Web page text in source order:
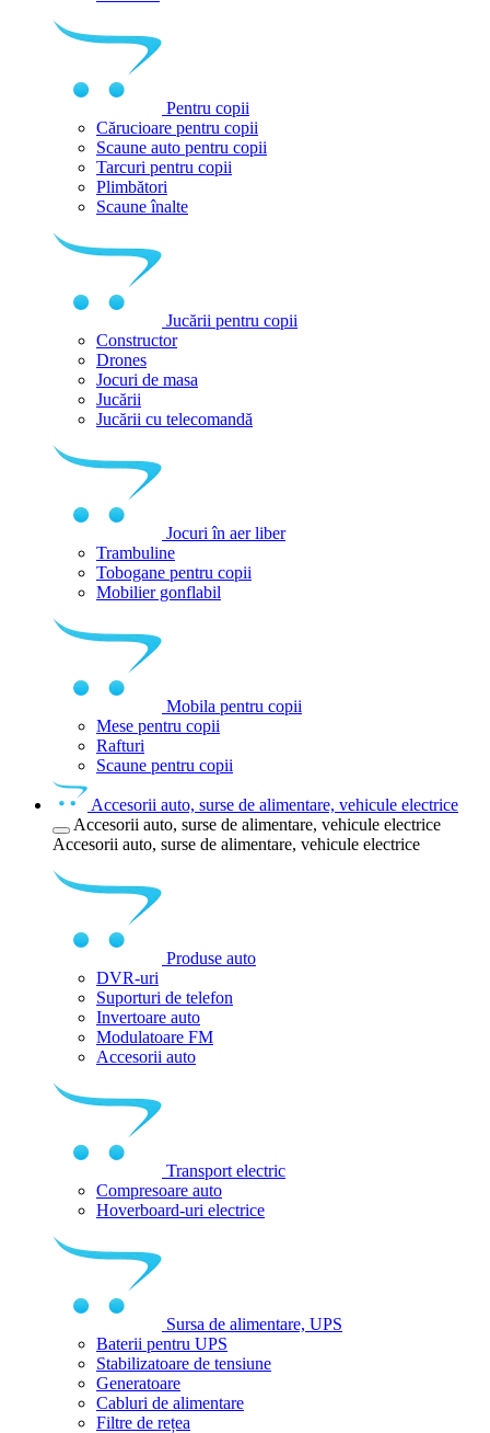
Pentru copii
Cărucioare pentru copii
Scaune auto pentru copii
Tarcuri pentru copii
Plimbători
Scaune înalte
Jucării pentru copii
Constructor
Drones
Jocuri de masa
Jucării
Jucării cu telecomandă
Jocuri în aer liber
Trambuline
Tobogane pentru copii
Mobilier gonflabil
Mobila pentru copii
Mese pentru copii
Rafturi
Scaune pentru copii
Accesorii auto, surse de alimentare, vehicule electrice
Accesorii auto, surse de alimentare, vehicule electrice
Accesorii auto, surse de alimentare, vehicule electrice
Produse auto
DVR-uri
Suporturi de telefon
Invertoare auto
Modulatoare FM
Accesorii auto
Transport electric
Compresoare auto
Hoverboard-uri electrice
Sursa de alimentare, UPS
Baterii pentru UPS
Stabilizatoare de tensiune
Generatoare
Cabluri de alimentare
Filtre de rețea